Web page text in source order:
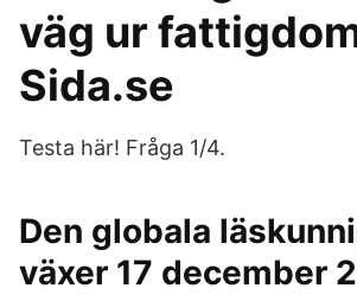
väg ur
Sida.se
Testa här! Fråga 1/4.
Den globala
växer 17 december